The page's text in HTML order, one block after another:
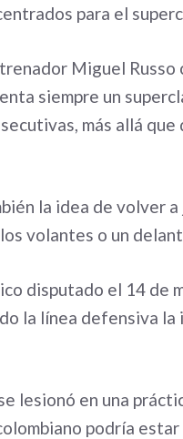
para el
Miguel Russo
siempre un
más allá que
la idea de volver
volantes o un
disputado el 14 de
la línea defensiva la
lesionó en una
podría